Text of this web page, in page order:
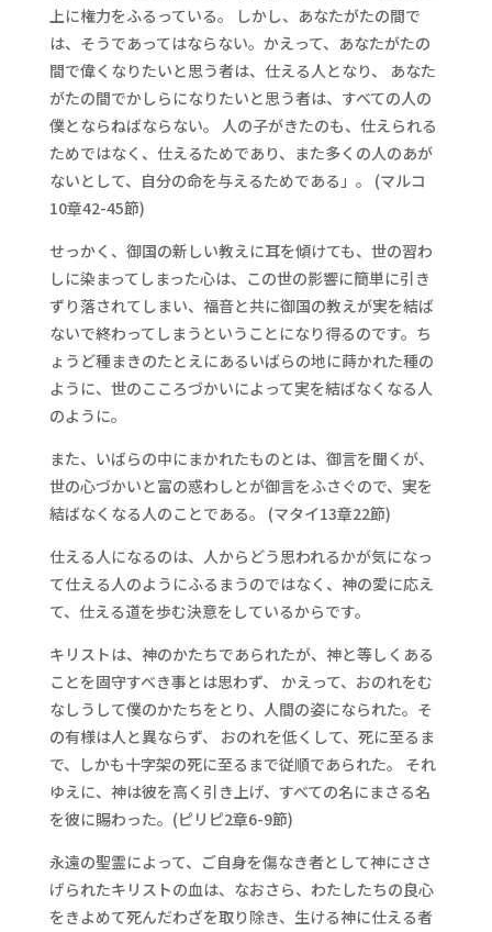
上に権力をふるっている。 しかし、あなたがたの間で
は、そうであってはならない。かえって、あなたがたの
間で偉くなりたいと思う者は、仕える人となり、 あなた
がたの間でかしらになりたいと思う者は、すべての人の
僕とならねばならない。 人の子がきたのも、仕えられる
ためではなく、仕えるためであり、また多くの人のあが
ないとして、自分の命を与えるためである」。 (マルコ
10章42-45節)
せっかく、御国の新しい教えに耳を傾けても、世の習わ
しに染まってしまった心は、この世の影響に簡単に引き
ずり落されてしまい、福音と共に御国の教えが実を結ば
ないで終わってしまうということになり得るのです。ち
ょうど種まきのたとえにあるいばらの地に蒔かれた種の
ように、世のこころづかいによって実を結ばなくなる人
のように。
また、いばらの中にまかれたものとは、御言を聞くが、
世の心づかいと富の惑わしとが御言をふさぐので、実を
結ばなくなる人のことである。 (マタイ13章22節)
仕える人になるのは、人からどう思われるかが気になっ
て仕える人のようにふるまうのではなく、神の愛に応え
て、仕える道を歩む決意をしているからです。
キリストは、神のかたちであられたが、神と等しくある
ことを固守すべき事とは思わず、 かえって、おのれをむ
なしうして僕のかたちをとり、人間の姿になられた。そ
の有様は人と異ならず、 おのれを低くして、死に至るま
で、しかも十字架の死に至るまで従順であられた。 それ
ゆえに、神は彼を高く引き上げ、すべての名にまさる名
を彼に賜わった。(ピリピ2章6-9節)
永遠の聖霊によって、ご自身を傷なき者として神にささ
げられたキリストの血は、なおさら、わたしたちの良心
をきよめて死んだわざを取り除き、生ける神に仕える者